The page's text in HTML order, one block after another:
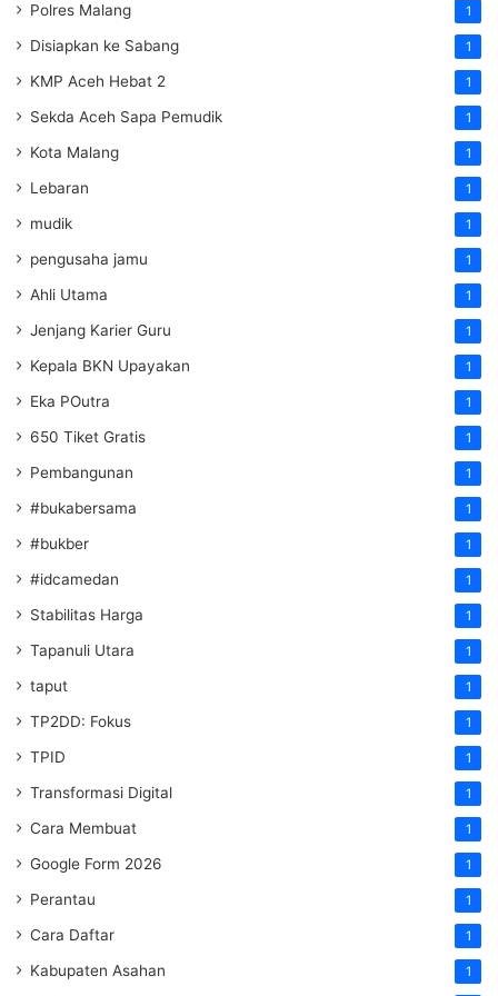
Polres Malang 1
Disiapkan ke Sabang 1
KMP Aceh Hebat 2 1
Sekda Aceh Sapa Pemudik 1
Kota Malang 1
Lebaran 1
mudik 1
pengusaha jamu 1
Ahli Utama 1
Jenjang Karier Guru 1
Kepala BKN Upayakan 1
Eka POutra 1
650 Tiket Gratis 1
Pembangunan 1
#bukabersama 1
#bukber 1
#idcamedan 1
Stabilitas Harga 1
Tapanuli Utara 1
taput 1
TP2DD: Fokus 1
TPID 1
Transformasi Digital 1
Cara Membuat 1
Google Form 2026 1
Perantau 1
Cara Daftar 1
Kabupaten Asahan 1